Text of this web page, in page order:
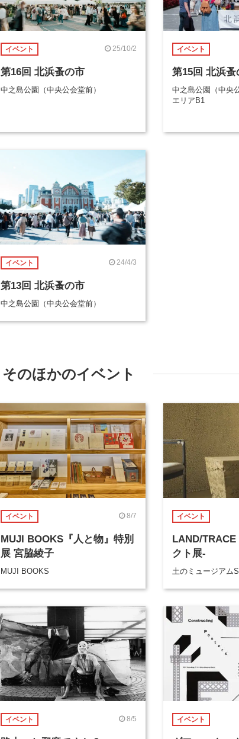
イベント 25/10/2
第16回 北浜蚤の市
中之島公園（中央公会堂前）
イベント
第15回 北浜蚤
中之島公園（中央
エリアB1
イベント 24/4/3
第13回 北浜蚤の市
中之島公園（中央公会堂前）
そのほかのイベント
イベント 8/7
MUJI BOOKS『人と物』特別
展 宮脇綾子
MUJI BOOKS
イベント
LAND/
クト展-
土のミュージアム
イベント 8/5 イベント